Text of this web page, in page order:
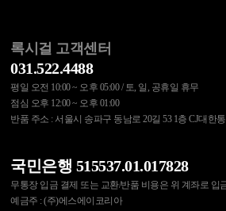
록시걸 고객센터
031.522.4488
평일 오전 10:00 ~ 오후 05:00 / 토, 일, 공휴일 휴무
점심 오후 12:00 ~ 오후 01:00
반품 주소 : 서울시 송파구 동남로 20길 53 1층 CJ대한
국민은행 515537.01.017828
무통장 입금 결제 또는 교환/반품 비용은 위 계좌로 입
예금주 : (주)에스에이코리아